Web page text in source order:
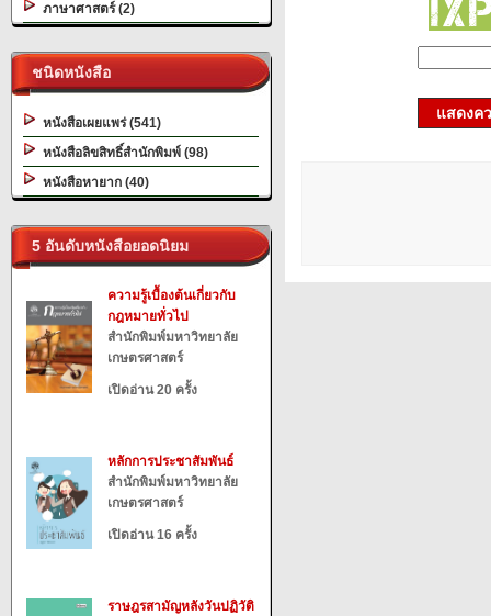
ภาษาศาสตร์ (2)
ชนิดหนังสือ
หนังสือเผยแพร่ (541)
หนังสือลิขสิทธิ์สำนักพิมพ์ (98)
หนังสือหายาก (40)
5 อันดับหนังสือยอดนิยม
ความรู้เบื้องต้นเกี่ยวกับ
กฎหมายทั่วไป
สำนักพิมพ์มหาวิทยาลัย
เกษตรศาสตร์
เปิดอ่าน 20 ครั้ง
หลักการประชาสัมพันธ์
สำนักพิมพ์มหาวิทยาลัย
เกษตรศาสตร์
เปิดอ่าน 16 ครั้ง
ราษฎรสามัญหลังวันปฏิวัติ
แสดงค